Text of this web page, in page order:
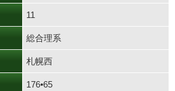
11
総合理系
札幌西
176•65